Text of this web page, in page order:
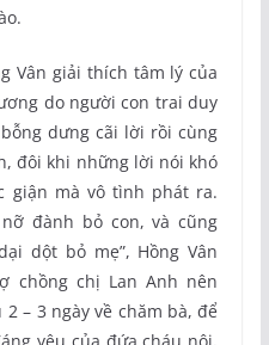
Vân giải thích tâm lý của
do người con trai duy
dưng cãi lời rồi cùng
đôi khi những lời nói khó
giận mà vô tình phát ra.
đành bỏ con, và cũng
dột bỏ mẹ”, Hồng Vân
chồng chị Lan Anh nên
– 3 ngày về chăm bà, để